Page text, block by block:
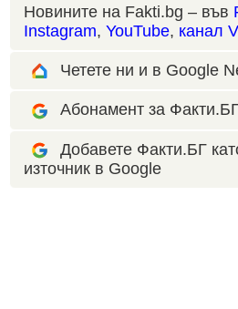
Новините на Fakti.bg – във
Instagram, YouTube, канал
Четете ни и в Google
Абонамент за
Добавете Факти.БГ
източник в Google